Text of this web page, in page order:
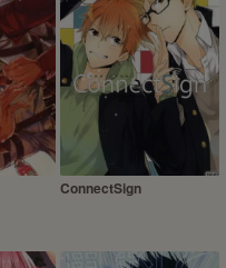
ConnectSign